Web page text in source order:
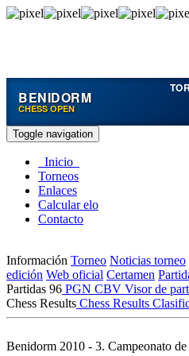
BENIDORM
CHESS OPEN
Toggle navigation
Inicio
Torneos
Enlaces
Calcular elo
Contacto
Información Torneo Noticias torneo
edición Web oficial Certamen
Partidas 96 PGN CBV Visor de
Chess Results Chess Results
Benidorm 2010 - 3. Campeonato